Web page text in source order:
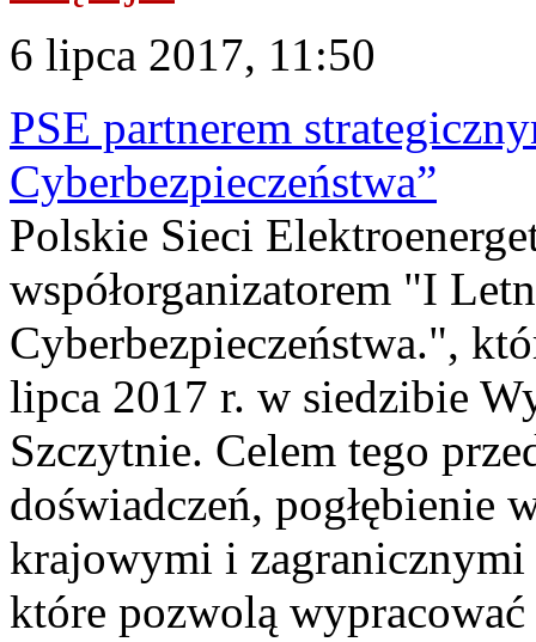
6 lipca 2017, 11:50
PSE partnerem
Cyberbezpieczeństwa”
Polskie Sieci
współorganizatorem "I
Cyberbezpieczeństwa.",
lipca 2017 r. w siedzibie
Szczytnie. Celem tego
doświadczeń, pogłębienie
krajowymi i zagranicznymi
które pozwolą